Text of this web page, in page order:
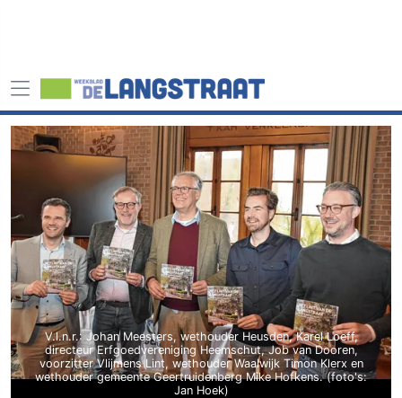
V.l.n.r.: Johan Meesters, wethouder Heusden, Karel Loeff,
directeur Erfgoedvereniging Heemschut, Job van Dooren,
voorzitter Vlijmens Lint, wethouder Waalwijk Timon Klerx en
wethouder gemeente Geertruidenberg Mike Hofkens. (foto's:
Jan Hoek)